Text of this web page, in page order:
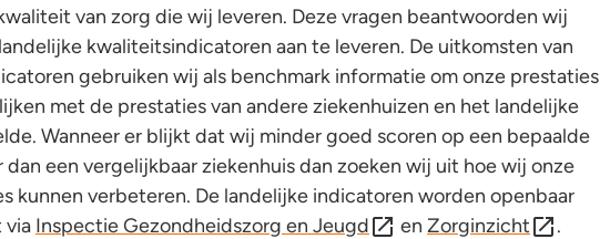
van zorg die wij leveren. Deze vragen beantwoorden wij
kwaliteitsindicatoren aan te leveren. De uitkomsten van
gebruiken wij als benchmark informatie om onze prestaties
met de prestaties van andere ziekenhuizen en het landelijke
Wanneer er blijkt dat wij minder goed scoren op een bepaalde
dan een vergelijkbaar ziekenhuis dan zoeken wij uit hoe wij onze
kunnen verbeteren. De landelijke indicatoren worden openbaar
via Inspectie Gezondheidszorg en Jeugd en Zorginzicht
.